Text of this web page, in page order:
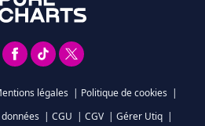
légales | Politique de cookies |
| CGU | CGV | Gérer Utiq |